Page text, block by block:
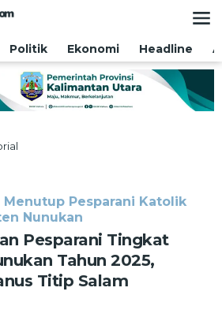
Politik Ekonomi Headline
Kabupaten
Nunukan
2025,
Wabup
Hermanus
Titip
Pesparani Katolik
Nunukan
Pesparani Tingkat
Tahun 2025,
Titip Salam